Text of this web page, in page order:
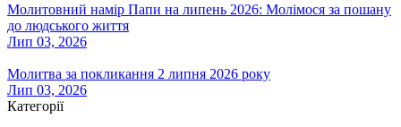
Молитовний намір Папи на липень 2026: Молімося за пошану
до людського життя
Лип 03, 2026
Молитва за покликання 2 липня 2026 року
Лип 03, 2026
Категорії